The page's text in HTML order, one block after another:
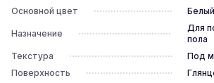
Основной цвет
Назначение
Для
пола
Текстура
Под
Поверхность